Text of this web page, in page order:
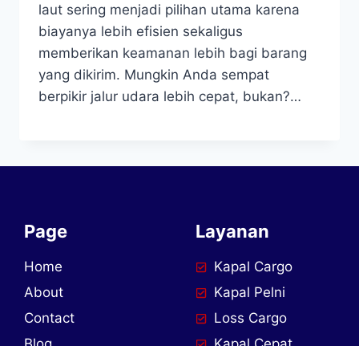
laut sering menjadi pilihan utama karena
biayanya lebih efisien sekaligus
memberikan keamanan lebih bagi barang
yang dikirim. Mungkin Anda sempat
berpikir jalur udara lebih cepat, bukan?…
Page
Home
About
Contact
Layanan
Kapal Cargo
Kapal Pelni
Loss Cargo